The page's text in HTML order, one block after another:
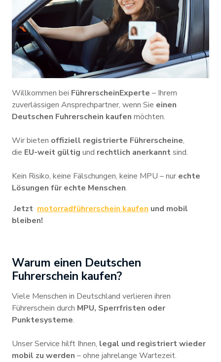
Willkommen bei FührerscheinExperte – Ihrem
zuverlässigen Ansprechpartner, wenn Sie einen
Deutschen Fuhrerschein kaufen möchten.
Wir bieten offiziell registrierte Führerscheine,
die EU-weit gültig und rechtlich anerkanntsind.
Kein Risiko, keine Fälschungen, keine MPU – nur echte
Lösungen für echte Menschen.
Jetzt motorradführerschein kaufen und mobil
bleiben!
Warum einen Deutschen
Fuhrerschein kaufen?
Viele Menschen in Deutschland verlieren ihren
Führerschein durch MPU, Sperrfristen oder
Punktesysteme.
Unser Service hilft Ihnen, legal und registriert wieder
mobil zu werden – ohne jahrelange Wartezeit.